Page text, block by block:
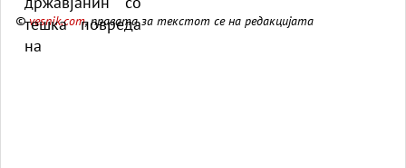
©vesnik.com, правата за текстот се на редакцијата